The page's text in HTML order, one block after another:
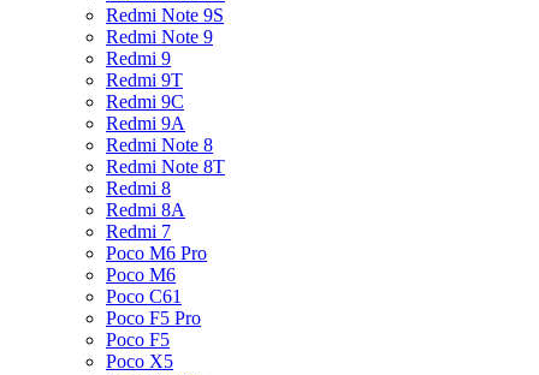
Redmi Note 9S
Redmi Note 9
Redmi 9
Redmi 9T
Redmi 9C
Redmi 9A
Redmi Note 8
Redmi Note 8T
Redmi 8
Redmi 8A
Redmi 7
Poco M6 Pro
Poco M6
Poco C61
Poco F5 Pro
Poco F5
Poco X5